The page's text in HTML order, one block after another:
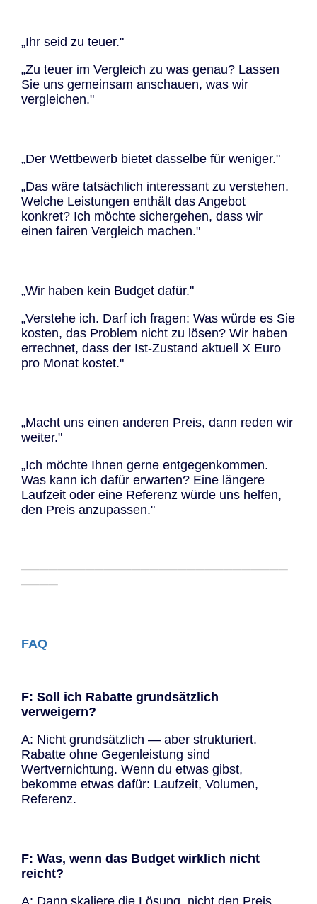
„Ihr seid zu teuer."
„Zu teuer im Vergleich zu was genau? Lassen
Sie uns gemeinsam anschauen, was wir
vergleichen."
„Der Wettbewerb bietet dasselbe für weniger."
„Das wäre tatsächlich interessant zu verstehen.
Welche Leistungen enthält das Angebot
konkret? Ich möchte sichergehen, dass wir
einen fairen Vergleich machen."
„Wir haben kein Budget dafür."
„Verstehe ich. Darf ich fragen: Was würde es Sie
kosten, das Problem nicht zu lösen? Wir haben
errechnet, dass der Ist-Zustand aktuell X Euro
pro Monat kostet."
„Macht uns einen anderen Preis, dann reden wir
weiter."
„Ich möchte Ihnen gerne entgegenkommen.
Was kann ich dafür erwarten? Eine längere
Laufzeit oder eine Referenz würde uns helfen,
den Preis anzupassen."
─────────────────────────────
────
FAQ
F: Soll ich Rabatte grundsätzlich
verweigern?
A: Nicht grundsätzlich — aber strukturiert.
Rabatte ohne Gegenleistung sind
Wertvernichtung. Wenn du etwas gibst,
bekomme etwas dafür: Laufzeit, Volumen,
Referenz.
F: Was, wenn das Budget wirklich nicht
reicht?
A: Dann skaliere die Lösung, nicht den Preis.